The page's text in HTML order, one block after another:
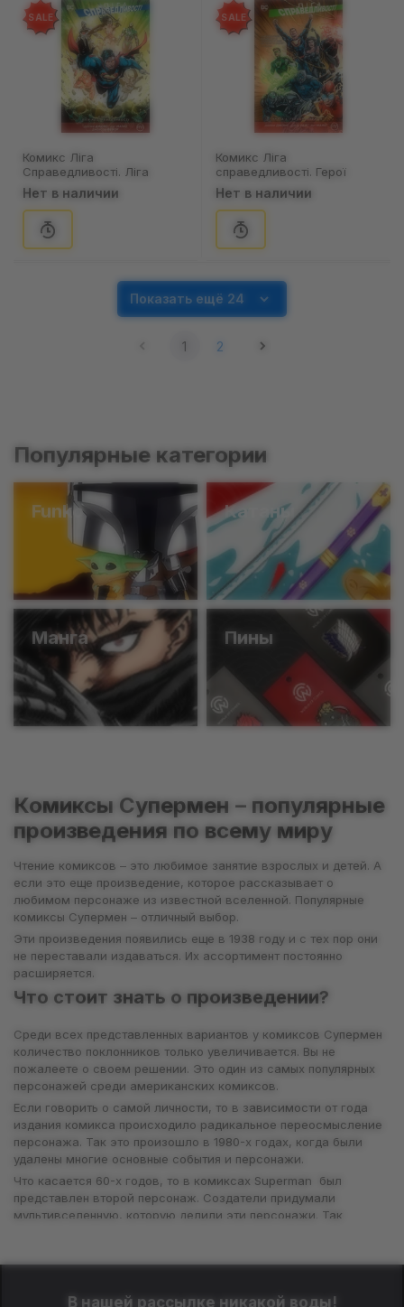
SALE
Комикс Ліга
Справедливості. Ліга
Несправедливості. Книга 6,
(175038)
Нет в наличии
SALE
Комикс Ліга
справедливості. Герої
назавжди. Книга 5, (174963)
Нет в наличии
Показать ещё 24
1 2
Популярные категории
Funko Катаны
Манга Пины
Комиксы Супермен – популярные
произведения по всему миру
Чтение комиксов – это любимое занятие взрослых и детей. А
если это еще произведение, которое рассказывает о
любимом персонаже из известной вселенной. Популярные
комиксы Супермен – отличный выбор.
Эти произведения появились еще в 1938 году и с тех пор они
не переставали издаваться. Их ассортимент постоянно
расширяется.
Что стоит знать о произведении?
Среди всех представленных вариантов у комиксов Супермен
количество поклонников только увеличивается. Вы не
пожалеете о своем решении. Это один из самых популярных
персонажей среди американских комиксов.
Если говорить о самой личности, то в зависимости от года
издания комикса происходило радикальное переосмысление
персонажа. Так это произошло в 1980-х годах, когда были
удалены многие основные события и персонажи.
Что касается 60-х годов, то в комиксах Superman был
представлен второй персонаж. Создатели придумали
мультивселенную, которую делили эти персонажи. Так
В нашей рассылке никакой воды!